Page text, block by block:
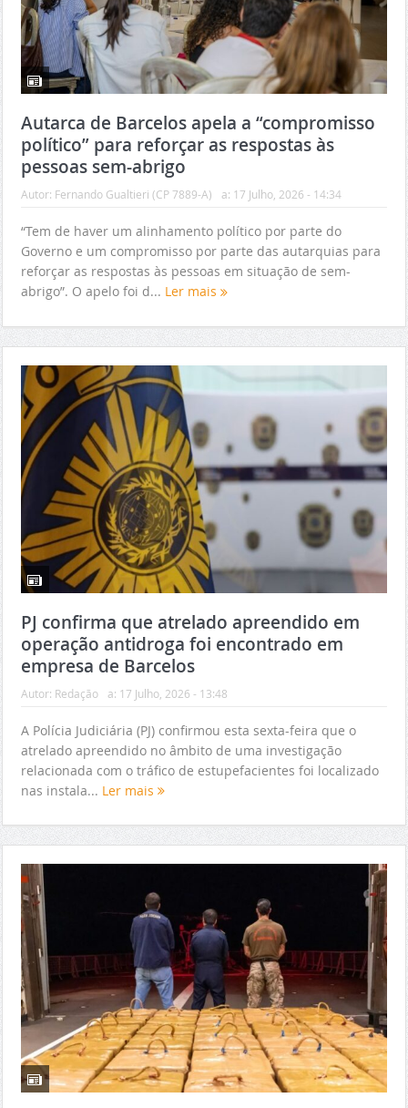
Autarca de Barcelos apela a “compromisso
político” para reforçar as respostas às
pessoas sem-abrigo
Autor: Fernando Gualtieri (CP 7889-A) a: 17 Julho, 2026 - 14:34
“Tem de haver um alinhamento político por parte do
Governo e um compromisso por parte das autarquias para
reforçar as respostas às pessoas em situação de sem-
abrigo”. O apelo foi d... Ler mais
PJ confirma que atrelado apreendido em
operação antidroga foi encontrado em
empresa de Barcelos
Autor: Redação a: 17 Julho, 2026 - 13:48
A Polícia Judiciária (PJ) confirmou esta sexta-feira que o
atrelado apreendido no âmbito de uma investigação
relacionada com o tráfico de estupefacientes foi localizado
nas instala... Ler mais